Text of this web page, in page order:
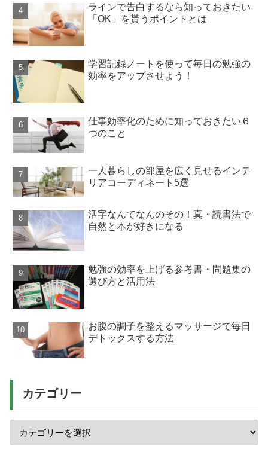
ラインで告白するなら知っておきたい
「OK」を貰うポイントとは
学習記録ノートを使って毎日の勉強の
効率をアップさせよう！
仕事効率化のために知っておきたい６
つのこと
一人暮らしの部屋を広く見せるインテ
リアコーディネート5選
活字なんてなんのその！真・読書法で
自然と本が好きになる
勉強の効率を上げる参考書・問題集の
選び方と活用法
お腹の調子を整えるマッサージで毎日
デトックスする方法
カテゴリー